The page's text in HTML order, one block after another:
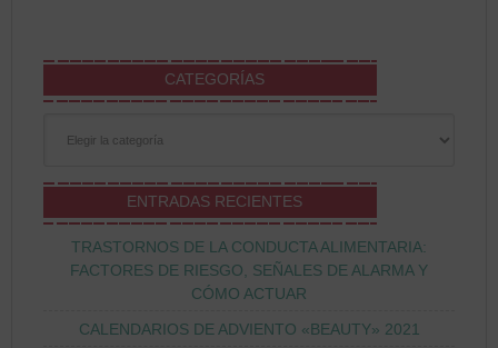
CATEGORÍAS
ENTRADAS RECIENTES
TRASTORNOS DE LA CONDUCTA ALIMENTARIA:
FACTORES DE RIESGO, SEÑALES DE ALARMA Y
CÓMO ACTUAR
CALENDARIOS DE ADVIENTO «BEAUTY» 2021